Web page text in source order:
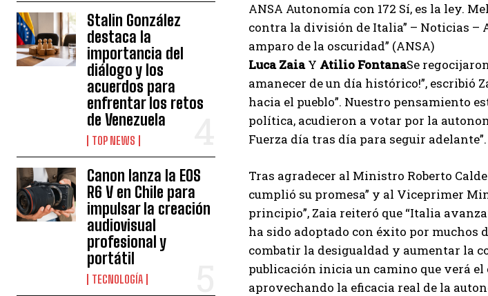
Stalin González
destaca la
importancia del
diálogo y los
acuerdos para
enfrentar los retos
de Venezuela
TOP NEWS
Canon lanza la EOS
R6 V en Chile para
impulsar la creación
audiovisual
profesional y
portátil
TECNOLOGÍA
ANSA Autonomía con 172 Sí, es la ley.
contra la división de Italia” – Noticias –
amparo de la oscuridad” (ANSA)
Luca ZaiaY Atilio FontanaSe
amanecer de un día histórico!”, escribió
hacia el pueblo”. Nuestro pensamiento
política, acudieron a votar por la
Fuerza día tras día para seguir adelante”.
Tras agradecer al Ministro Roberto
cumplió su promesa” y al Viceprimer
principio”, Zaia reiteró que “Italia
ha sido adoptado con éxito por muchos
combatir la desigualdad y aumentar la
publicación inicia un camino que verá
aprovechando la eficacia real de la